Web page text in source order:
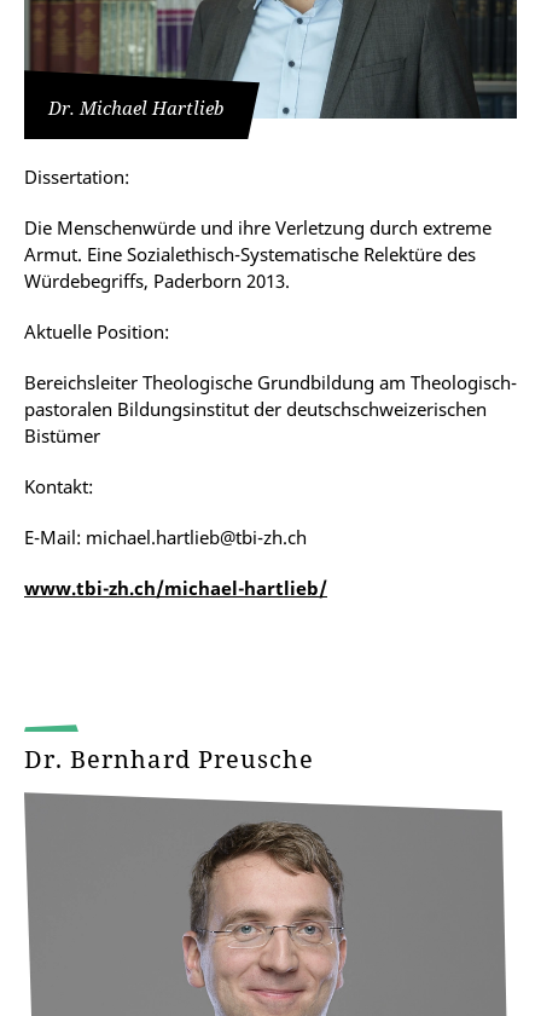
Dr. Michael Hartlieb
Dissertation:
Die Menschenwürde und ihre Verletzung durch extreme
Armut. Eine Sozialethisch-Systematische Relektüre des
Würdebegriffs, Paderborn 2013.
Aktuelle Position:
Bereichsleiter Theologische Grundbildung am Theologisch-
pastoralen Bildungsinstitut der deutschschweizerischen
Bistümer
Kontakt:
E-Mail: michael.hartlieb@tbi-zh.ch
www.tbi-zh.ch/michael-hartlieb/
Dr. Bernhard Preusche